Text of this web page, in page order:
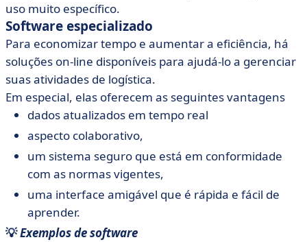
uso muito específico.
Software especializado
Para economizar tempo e aumentar a eficiência, há
soluções on-line disponíveis para ajudá-lo a gerenciar
suas atividades de logística.
Em especial, elas oferecem as seguintes vantagens
dados atualizados em tempo real
aspecto colaborativo,
um sistema seguro que está em conformidade
com as normas vigentes,
uma interface amigável que é rápida e fácil de
aprender.
💡Exemplos de software